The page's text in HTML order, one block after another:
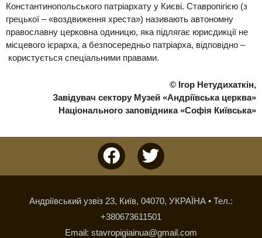
Константинопольського патріархату у Києві. Ставропігією (з
грецької – «воздвиження хреста») називають автономну
православну церковна одиницю, яка підлягає юрисдикції не
місцевого ієрарха, а безпосередньо патріарха, відповідно –
користується спеціальними правами.
© Ігор Нетудихаткін,
Завідувач сектору Музей «Андріївська церква»
Національного заповідника «Софія Київська»
F
a
e
b
T
w
t
t
Андріївський узвіз 23, Київ, 04070, УКРАЇНА • Тел.:
+380673611501
Email: stavropigiainua@gmail.com